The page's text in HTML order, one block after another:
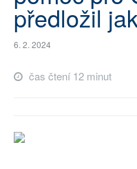
NEJČTENĚJŠÍ ZA 7 DNÍ
AUTOŘI
PŘÍSPĚVKY NA PROVOZ
RUBRIKY
předložil
6. 2. 2024
čas čtení 12 minut